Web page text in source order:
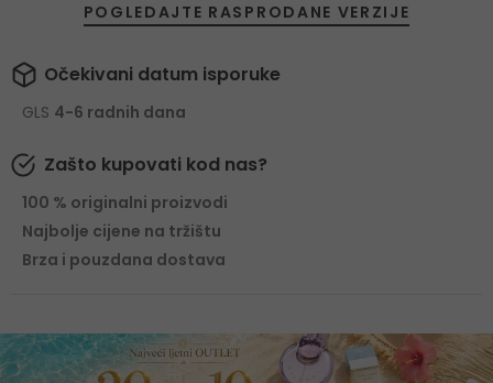
POGLEDAJTE RASPRODANE VERZIJE
Očekivani datum isporuke
GLS 4-6 radnih dana
Zašto kupovati kod nas?
100 % originalni proizvodi
Najbolje cijene na tržištu
Brza i pouzdana dostava